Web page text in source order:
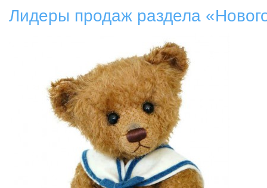
Лидеры продаж раздела